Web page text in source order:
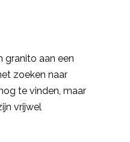
granito aan een
zoeken naar
te vinden, maar
vrijwel